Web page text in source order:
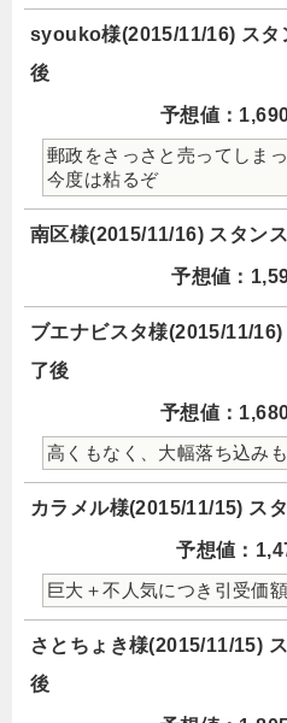
syouko様(2015/11/16) スタ
後
予想値：
郵政をさっさと売ってしま
今度は粘るぞ
南区様(2015/11/16) スタン
予想値：
ブエナビスタ様(2015/11/
了後
予想値：
高くもなく、大幅落ち込み
カラメル様(2015/11/15) ス
予想値：
巨大＋不人気につき引受価
さとちょき様(2015/11/15)
後